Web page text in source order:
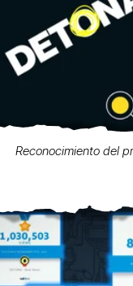
Reconocimiento del